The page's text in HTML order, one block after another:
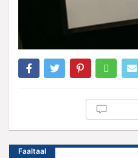
Faaltaal